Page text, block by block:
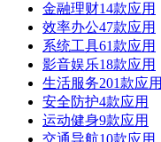
金融理财14款应用
效率办公47款应用
系统工具61款应用
影音娱乐18款应用
生活服务201款应用
安全防护4款应用
运动健身9款应用
交通导航10款应用